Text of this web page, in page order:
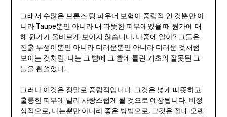
그래서 수많은 브론즈 팅 파우더 보험이 중립적 인 것뿐만 아
니라 Taupe뿐만 아니라 내 따뜻한 피부에있을 때 뭔가에 대
해 뭔가가 올바르게 보이지 않습니다. 나중에 알아? 그들은
진흙 투성이뿐만 아니라 더러운뿐만 아니라 더러운 것처럼
보이는 것처럼, 나는 그 뺨에 그 뺨에 틀린 기초의 잘못된 그
늘을 휩쓸었다.
그러나 이것은 정말로 중립적입니다. 그것은 넓게 따뜻하고
훌륭한 피부에 널리 사랑스럽게 될 것으로 예상됩니다. 비정
상적으로, 나는뿐만 아니라 좋은 방법으로, 그것은 절대 오렌